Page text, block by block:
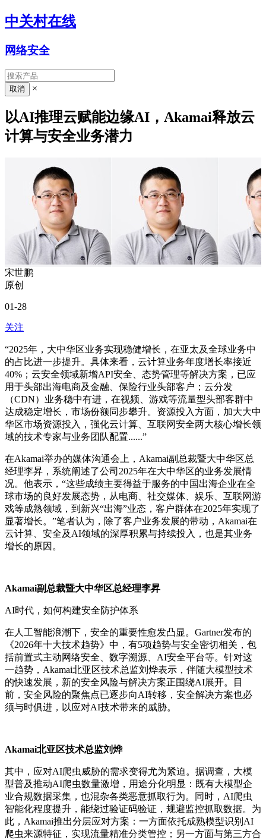
中关村在线
网络安全
×
以AI推理云赋能边缘AI，Akamai释放云
计算与安全业务潜力
宋世鹏
原创
01-28
关注
“2025年，大中华区业务实现稳健增长，在亚太及全球业务中
的占比进一步提升。 具体来看，云计算业务年度增长率接近
40%；云安全领域新增API安全、态势管理等解决方案，已应
用于头部出海电商及金融、保险行业头部客户；云分发
（CDN）业务稳中有进，在视频、游戏等流量型头部客群中
达成稳定增长，市场份额同步攀升。 资源投入方面，加大大中
华区市场资源投入，强化云计算、互联网安全两大核心增长领
域的技术专家与业务团队配置......”
在Akamai举办的媒体沟通会上，Akamai副总裁暨大中华区总
经理李昇，系统阐述了公司2025年在大中华区的业务发展情
况。 他表示，“这些成绩主要得益于服务的中国出海企业在全
球市场的良好发展态势，从电商、社交媒体、娱乐、互联网游
戏等成熟领域，到新兴“出海”业态，客户群体在2025年实现了
显著增长。 ”笔者认为，除了客户业务发展的带动，Akamai在
云计算、安全及AI领域的深厚积累与持续投入，也是其业务
增长的原因。
Akamai副总裁暨大中华区总经理李昇
AI时代，如何构建安全防护体系
在人工智能浪潮下，安全的重要性愈发凸显。Gartner发布的
《2026年十大技术趋势》中，有5项趋势与安全密切相关，包
括前置式主动网络安全、数字溯源、AI安全平台等。针对这
一趋势，Akamai北亚区技术总监刘烨表示 ，伴随大模型技术
的快速发展，新的安全风险与解决方案正围绕AI展开。目
前，安全风险的聚焦点已逐步向AI转移，安全解决方案也必
须与时俱进，以应对AI技术带来的威胁。
Akamai北亚区技术总监刘烨
其中，应对AI爬虫威胁的需求变得尤为紧迫。 据调查，大模
型普及推动AI爬虫数量激增，用途分化明显：既有大模型企
业合规数据采集，也混杂各类恶意抓取行为。同时，AI爬虫
智能化程度提升，能绕过验证码验证，规避监控抓取数据。为
此，Akamai推出分层应对方案：一方面依托成熟模型识别AI
爬虫来源特征，实现流量精准分类管控；另一方面与第三方合